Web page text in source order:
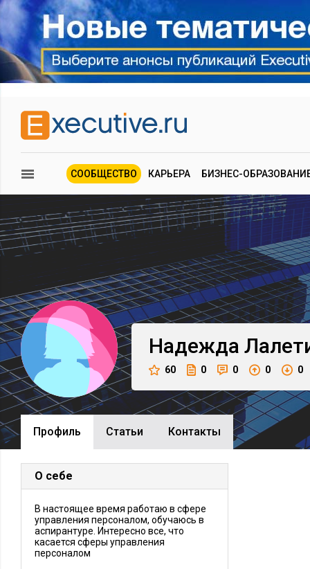
СООБЩЕСТВО КАРЬЕРА БИЗНЕС-
Надежда
60 0 0 0 0
Профиль Cтатьи Контакты
О себе
В настоящее время работаю в сфере
управления персоналом, обучаюсь в
аспирантуре. Интересно все, что
касается сферы управления
персоналом